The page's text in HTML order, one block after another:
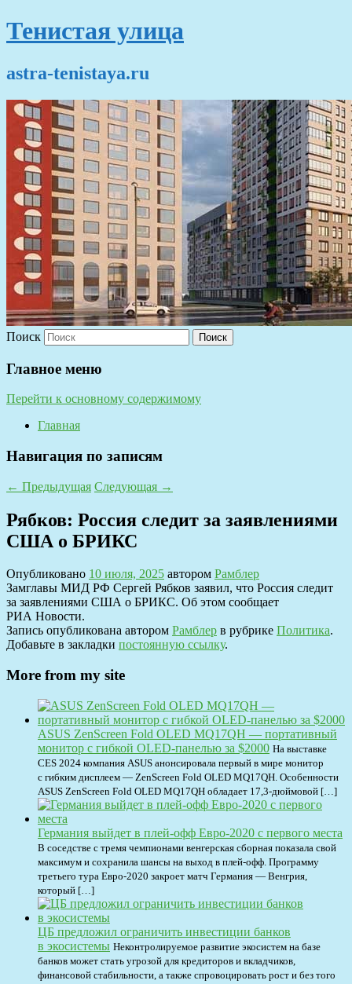
Тенистая улица
astra-tenistaya.ru
Поиск
Главное меню
Перейти к основному содержимому
Главная
Навигация по записям
← Предыдущая Следующая →
Рябков: Россия следит за заявлениями
США о БРИКС
Опубликовано 10 июля, 2025 автором Рамблер
Замглавы МИД РФ Сергей Рябков заявил, что Россия следит
за заявлениями США о БРИКС. Об этом сообщает
РИА Новости.
Запись опубликована автором Рамблер в рубрике Политика.
Добавьте в закладки постоянную ссылку.
More from my site
ASUS ZenScreen Fold OLED MQ17QH — портативный
монитор с гибкой OLED-панелью за $2000 На выставке
CES 2024 компания ASUS анонсировала первый в мире монитор
с гибким дисплеем — ZenScreen Fold OLED MQ17QH. Особенности
ASUS ZenScreen Fold OLED MQ17QH обладает 17,3-дюймовой […]
Германия выйдет в плей-офф Евро-2020 с первого места
В соседстве с тремя чемпионами венгерская сборная показала свой
максимум и сохранила шансы на выход в плей-офф. Программу
третьего тура Евро-2020 закроет матч Германия — Венгрия,
который […]
ЦБ предложил ограничить инвестиции банков
в экосистемы Неконтролируемое развитие экосистем на базе
банков может стать угрозой для кредиторов и вкладчиков,
финансовой стабильности, а также спровоцировать рост и без того